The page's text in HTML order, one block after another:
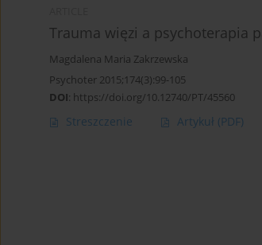
Trauma więzi a psychoterapia
Magdalena Maria Zakrzewska
Psychoter 2015;174(3):99-105
DOI: https://doi.org/10.12740/PT/45560
Streszczenie Artykuł (PDF)